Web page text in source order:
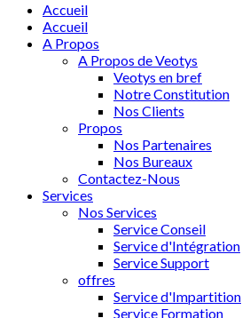
Accueil
Accueil
A Propos
A Propos de Veotys
Veotys en bref
Notre Constitution
Nos Clients
Propos
Nos Partenaires
Nos Bureaux
Contactez-Nous
Services
Nos Services
Service Conseil
Service d'Intégration
Service Support
offres
Service d'Impartition
Service Formation